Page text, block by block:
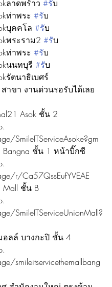
ลาดพร้าว #รับ
ท่าพระ #รับ
บุคคโล #รับ
พระราม2 #รับ
ท่าพระ #รับ
นนทบุรี #รับ
รัตนาธิเบศร์
าขา งานด่วนรอรับได้เลย
Asok ชั้น 2
SmileITServiceAsoke?gm
Bangna ชั้น 1 หน้าบิ๊กซี
r/Ca57QssEufYVEAE
Mall ชั้น B
SmileITServiceUnionMall?
อลล์ บางกะปิ ชั้น 4
smileitservicethemallbang